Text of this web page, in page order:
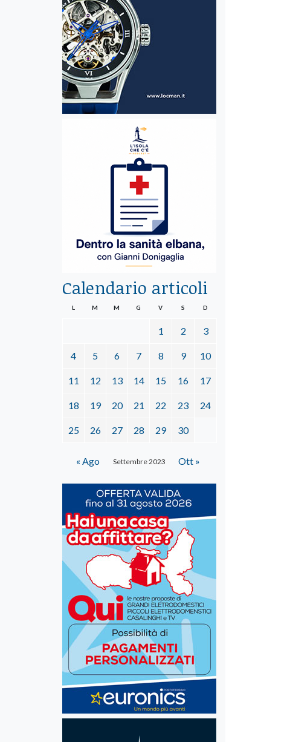
Calendario articoli
Settembre 2023
L M M G V S D
1 2 3
4 5 6 7 8 9 10
11 12 13 14 15 16 17
18 19 20 21 22 23 24
25 26 27 28 29 30
« Ago Ott »